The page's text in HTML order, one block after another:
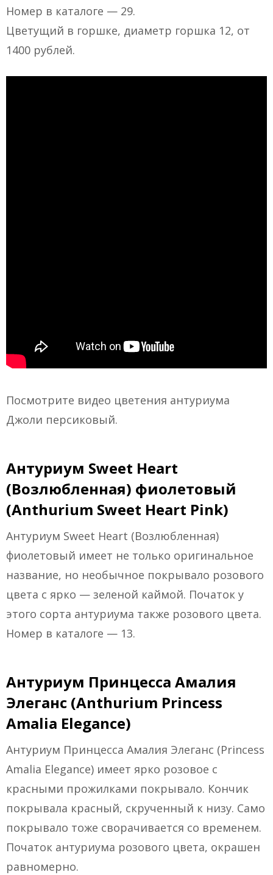
Номер в каталоге — 29.
Цветущий в горшке, диаметр горшка 12, от
1400 рублей.
Посмотрите видео цветения антуриума
Джоли персиковый.
Антуриум Sweet Heart
(Возлюбленная) фиолетовый
(Anthurium Sweet Heart Pink)
Антуриум Sweet Heart (Возлюбленная)
фиолетовый имеет не только оригинальное
название, но необычное покрывало розового
цвета с ярко — зеленой каймой. Початок у
этого сорта антуриума также розового цвета.
Номер в каталоге — 13.
Антуриум Принцесса Амалия
Элеганс (Anthurium Princess
Amalia Elegance)
Антуриум Принцесса Амалия Элеганс (Princess
Amalia Elegance) имеет ярко розовое с
красными прожилками покрывало. Кончик
покрывала красный, скрученный к низу. Само
покрывало тоже сворачивается со временем.
Початок антуриума розового цвета, окрашен
равномерно.